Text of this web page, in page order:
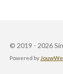
© 2019 - 2026
Powered by